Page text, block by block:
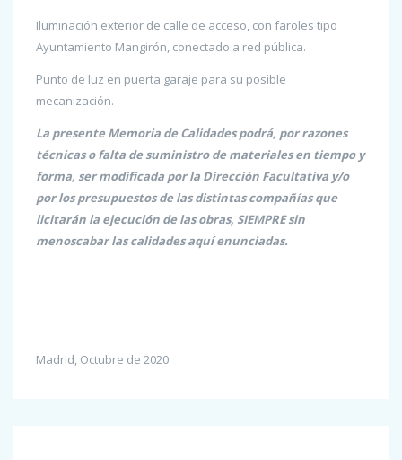
Iluminación exterior de calle de acceso, con faroles tipo
Ayuntamiento Mangirón, conectado a red pública.
Punto de luz en puerta garaje para su posible
mecanización.
La presente Memoria de Calidades podrá, por razones
técnicas o falta de suministro de materiales en tiempo y
forma, ser modificada por la Dirección Facultativa y/o
por los presupuestos de las distintas compañías que
licitarán la ejecución de las obras, SIEMPRE sin
menoscabar las calidades aquí enunciadas.
Madrid, Octubre de 2020